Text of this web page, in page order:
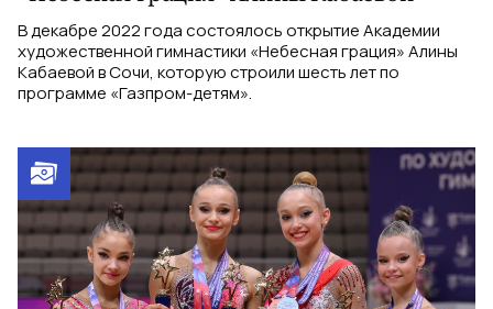
В декабре 2022 года состоялось открытие Академии
художественной гимнастики «Небесная грация» Алины
Кабаевой в Сочи, которую строили шесть лет по
программе «Газпром-детям».